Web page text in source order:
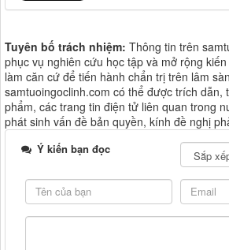
Tuyên bố trách nhiệm: Thông tin trên
phục vụ nghiên cứu học tập và mở rộng
làm căn cứ để tiến hành chẩn trị trên lâm
samtuoingoclinh.com có thể được trích dẫn,
phẩm, các trang tin điện tử liên quan trong
phát sinh vấn đề bản quyền, kính đề nghị
Ý kiến bạn đọc